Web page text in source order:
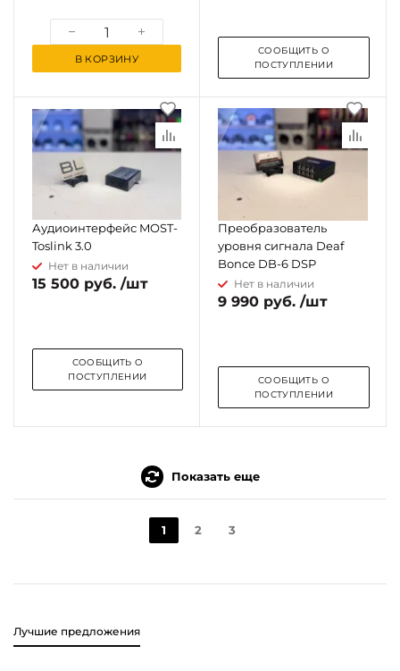
В КОРЗИНУ
СООБЩИТЬ О
ПОСТУПЛЕНИИ
Аудиоинтерфейс MOST-
Toslink 3.0
Нет в наличии
15 500 руб. /шт
СООБЩИТЬ О
ПОСТУПЛЕНИИ
Преобразователь
уровня сигнала Deaf
Bonce DB-6 DSP
Нет в наличии
9 990 руб. /шт
СООБЩИТЬ О
ПОСТУПЛЕНИИ
Показать еще
1 2 3
Лучшие предложения